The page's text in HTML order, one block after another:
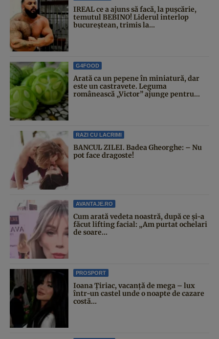
IREAL ce a ajuns să facă, la pușcărie,
temutul BEBINO! Liderul interlop
bucureștean, trimis la...
G4FOOD
Arată ca un pepene în miniatură, dar
este un castravete. Leguma
românească „Victor” ajunge pentru...
RAZI CU LACRIMI
BANCUL ZILEI. Badea Gheorghe: – Nu
pot face dragoste!
AVANTAJE.RO
Cum arată vedeta noastră, după ce și-a
făcut lifting facial: „Am purtat ochelari
de soare...
PROSPORT
Ioana Țiriac, vacanță de mega – lux
într-un castel unde o noapte de cazare
costă...